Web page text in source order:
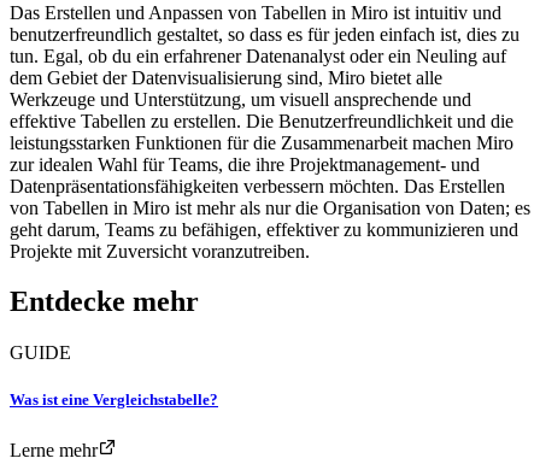
Das Erstellen und Anpassen von Tabellen in Miro ist intuitiv und
benutzerfreundlich gestaltet, so dass es für jeden einfach ist, dies zu
tun. Egal, ob du ein erfahrener Datenanalyst oder ein Neuling auf
dem Gebiet der Datenvisualisierung sind, Miro bietet alle
Werkzeuge und Unterstützung, um visuell ansprechende und
effektive Tabellen zu erstellen. Die Benutzerfreundlichkeit und die
leistungsstarken Funktionen für die Zusammenarbeit machen Miro
zur idealen Wahl für Teams, die ihre Projektmanagement- und
Datenpräsentationsfähigkeiten verbessern möchten. Das Erstellen
von Tabellen in Miro ist mehr als nur die Organisation von Daten; es
geht darum, Teams zu befähigen, effektiver zu kommunizieren und
Projekte mit Zuversicht voranzutreiben.
Entdecke mehr
GUIDE
Was ist eine Vergleichstabelle?
Lerne mehr